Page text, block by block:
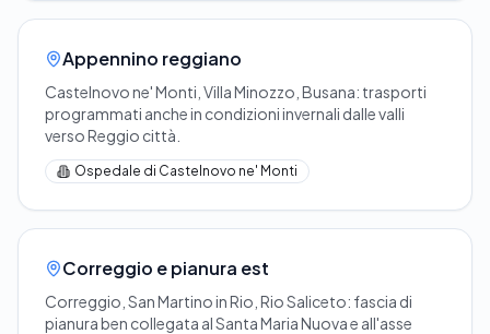
Appennino reggiano
Castelnovo ne' Monti, Villa Minozzo, Busana: trasporti
programmati anche in condizioni invernali dalle valli
verso Reggio città.
Ospedale di Castelnovo ne' Monti
Correggio e pianura est
Correggio, San Martino in Rio, Rio Saliceto: fascia di
pianura ben collegata al Santa Maria Nuova e all'asse